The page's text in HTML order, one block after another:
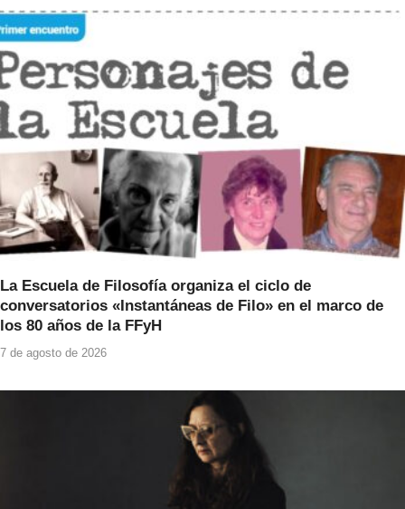
o
o
k
p
La Escuela de Filosofía organiza el ciclo de
conversatorios «Instantáneas de Filo» en el marco de
los 80 años de la FFyH
7 de agosto de 2026